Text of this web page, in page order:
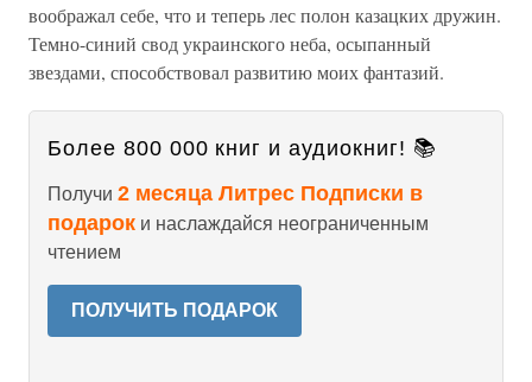
воображал себе, что и теперь лес полон казацких дружин.
Темно-синий свод украинского неба, осыпанный
звездами, способствовал развитию моих фантазий.
Более 800 000 книг и аудиокниг! 📚
Получи 2 месяца Литрес Подписки в
подарок и наслаждайся неограниченным
чтением
ПОЛУЧИТЬ ПОДАРОК